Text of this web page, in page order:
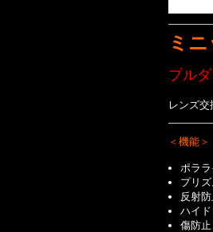
ミ
プル
レンズ
＜機能＞
ポララ
プリ
反射
ハイド
傷防